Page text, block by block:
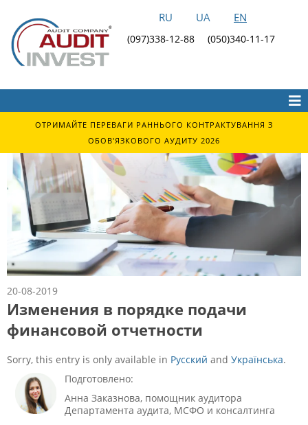
RU UA EN
(097)338-12-88 (050)340-11-17
ОТРИМАЙТЕ ПЕРЕВАГИ РАННЬОГО КОНТРАКТУВАННЯ З
ОБОВ'ЯЗКОВОГО АУДИТУ 2026
20-08-2019
Изменения в порядке подачи
финансовой отчетности
Sorry, this entry is only available in Русский and Українська.
Подготовлено:
Анна Заказнова, помощник аудитора
Департамента аудита, МСФО и консалтинга